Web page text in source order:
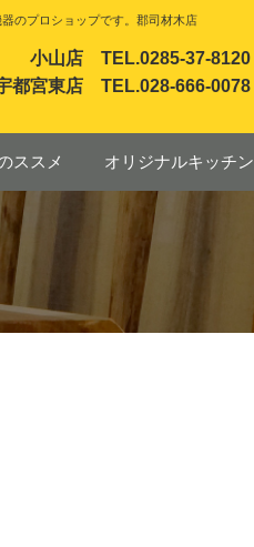
のプロショップです。郡司材木店
小山店 TEL.0285-37-8120
都宮東店 TEL.028-666-0078
ススメ オリジナルキッチン